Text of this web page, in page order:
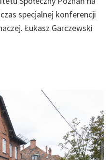
specjalnej konferencji
Łukasz Garczewski